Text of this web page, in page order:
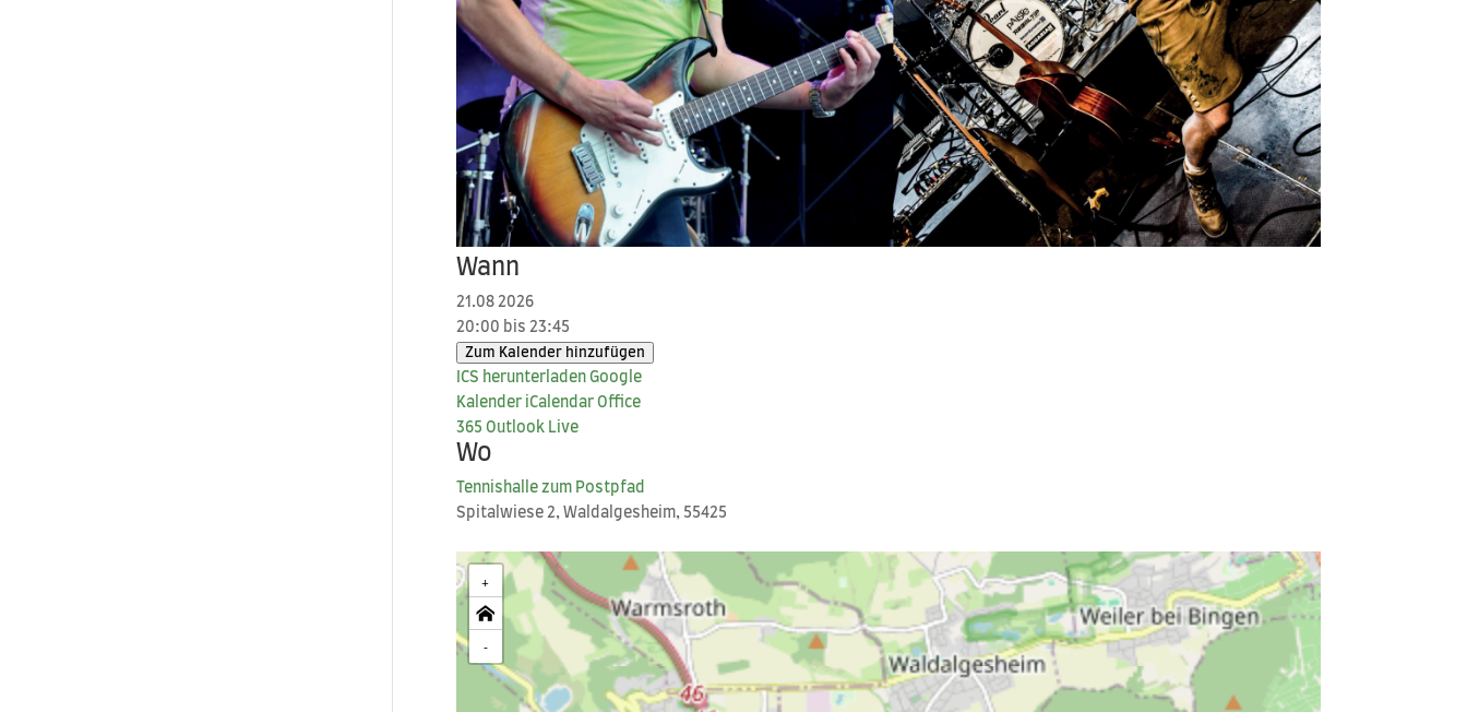
Wann
21.08 2026
20:00 bis 23:45
Zum Kalender hinzufügen
ICS her­un­ter­la­den Goog­le
Kalender iCal­en­dar Office
365 Out­look Live
Wo
Ten­nis­hal­le zum Postpfad
Spi­tal­wie­se 2, Wald­al­ges­heim, 55425
+
-